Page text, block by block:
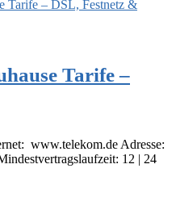
Tarife –
www.telekom.de Adresse:
12 | 24